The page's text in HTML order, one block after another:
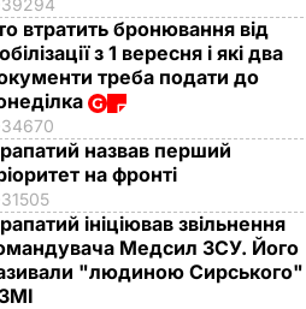
39294
втратить бронювання від
з 1 вересня і які два
треба подати до
34670
назвав перший
на фронті
31505
ініціював звільнення
Медсил ЗСУ. Його
"людиною Сирського"